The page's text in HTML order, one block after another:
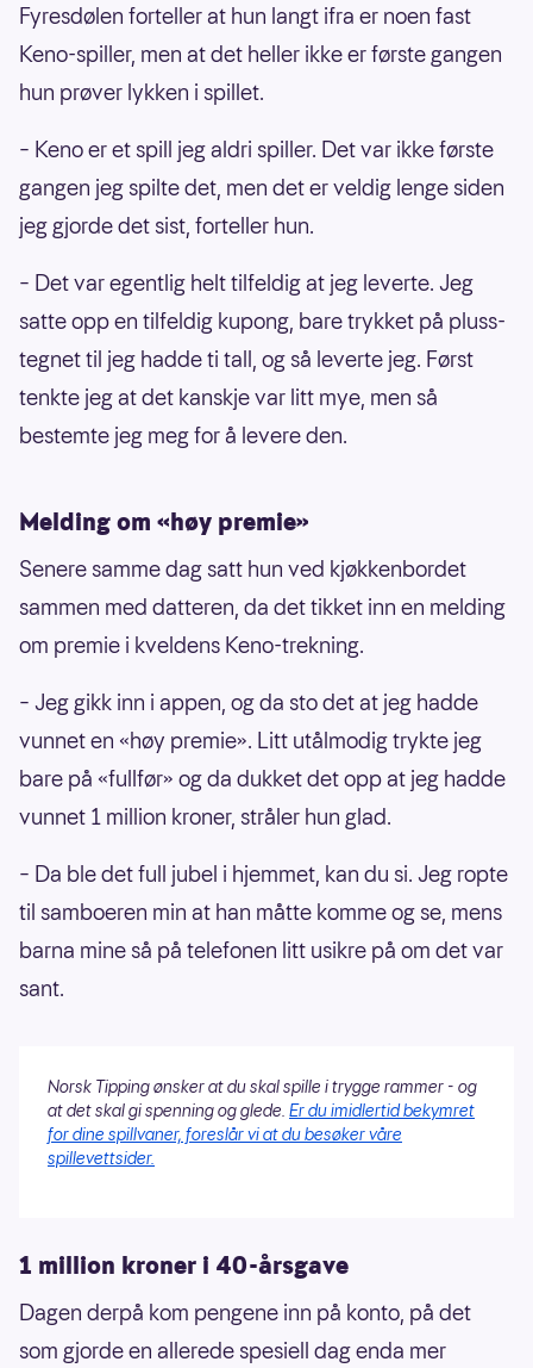
Fyresdølen forteller at hun langt ifra er noen fast
Keno-spiller, men at det heller ikke er første gangen
hun prøver lykken i spillet.
– Keno er et spill jeg aldri spiller. Det var ikke første
gangen jeg spilte det, men det er veldig lenge siden
jeg gjorde det sist, forteller hun.
– Det var egentlig helt tilfeldig at jeg leverte. Jeg
satte opp en tilfeldig kupong, bare trykket på pluss-
tegnet til jeg hadde ti tall, og så leverte jeg. Først
tenkte jeg at det kanskje var litt mye, men så
bestemte jeg meg for å levere den.
Melding om «høy premie»
Senere samme dag satt hun ved kjøkkenbordet
sammen med datteren, da det tikket inn en melding
om premie i kveldens Keno-trekning.
– Jeg gikk inn i appen, og da sto det at jeg hadde
vunnet en «høy premie». Litt utålmodig trykte jeg
bare på «fullfør» og da dukket det opp at jeg hadde
vunnet 1 million kroner, stråler hun glad.
– Da ble det full jubel i hjemmet, kan du si. Jeg ropte
til samboeren min at han måtte komme og se, mens
barna mine så på telefonen litt usikre på om det var
sant.
Norsk Tipping ønsker at du skal spille i trygge rammer - og
at det skal gi spenning og glede. Er du imidlertid bekymret
for dine spillvaner, foreslår vi at du besøker våre
spillevettsider.
1 million kroner i 40-årsgave
Dagen derpå kom pengene inn på konto, på det
som gjorde en allerede spesiell dag enda mer